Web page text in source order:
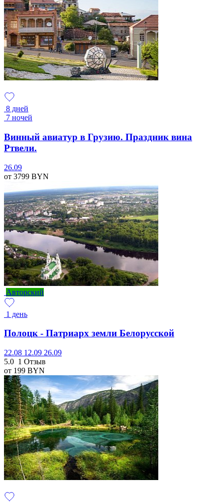
8 дней
7 ночей
Винный авиатур в Грузию. Праздник вина
Ртвели.
26.09
от 3799 BYN
Авторский
1 день
Полоцк - Патриарх земли Белорусской
22.08 12.09 26.09
5.0 1 Отзыв
от 199 BYN